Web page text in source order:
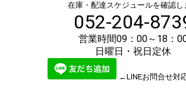
在庫・配達スケジュールを確認し
052-204-
営業時間09：00～18：
日曜日・祝日定休
←LINEお問合せ対